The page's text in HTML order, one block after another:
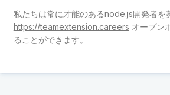
私たちは常に才能のあるnode.js開発者を
https://teamextension.careers オープン
ることができます。